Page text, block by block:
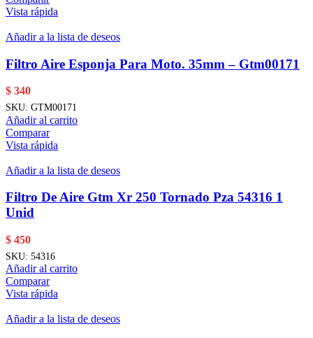
Vista rápida
Añadir a la lista de deseos
Filtro Aire Esponja Para Moto. 35mm – Gtm00171
$ 340
SKU: GTM00171
Añadir al carrito
Comparar
Vista rápida
Añadir a la lista de deseos
Filtro De Aire Gtm Xr 250 Tornado Pza 54316 1
Unid
$ 450
SKU: 54316
Añadir al carrito
Comparar
Vista rápida
Añadir a la lista de deseos